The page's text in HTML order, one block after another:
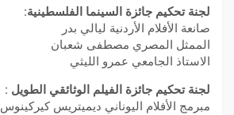
لجنة تحكيم جائزة السينما الفلسطينية:
صانعة الأفلام الأردنية ليالي بدر
الممثل المصري مصطفى شعبان
الاستاذ الجامعي عمرو الليثي
لجنة تحكيم جائزة الفيلم الوثائقي الطويل :
مبرمج الأفلام اليوناني ديميتريس كيركينوس